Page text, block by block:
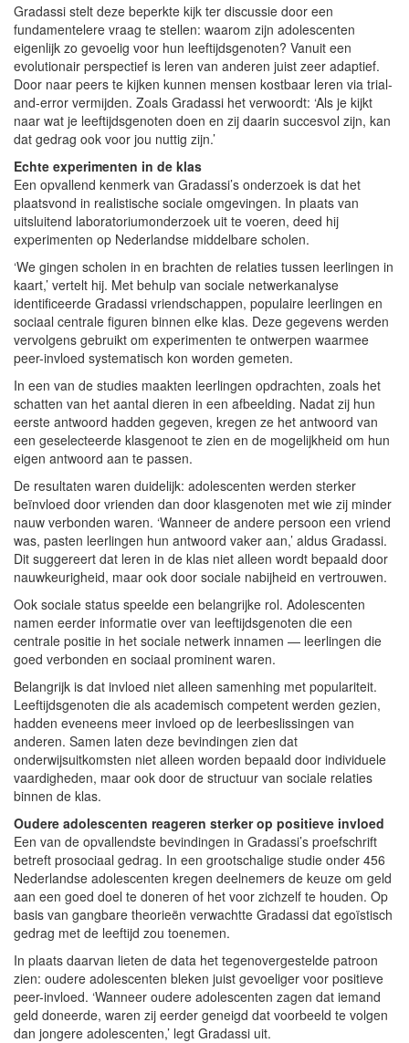
Gradassi stelt deze beperkte kijk ter discussie door een
fundamentelere vraag te stellen: waarom zijn adolescenten
eigenlijk zo gevoelig voor hun leeftijdsgenoten? Vanuit een
evolutionair perspectief is leren van anderen juist zeer adaptief.
Door naar peers te kijken kunnen mensen kostbaar leren via trial-
and-error vermijden. Zoals Gradassi het verwoordt: ‘Als je kijkt
naar wat je leeftijdsgenoten doen en zij daarin succesvol zijn, kan
dat gedrag ook voor jou nuttig zijn.’
Echte experimenten in de klas
Een opvallend kenmerk van Gradassi’s onderzoek is dat het
plaatsvond in realistische sociale omgevingen. In plaats van
uitsluitend laboratoriumonderzoek uit te voeren, deed hij
experimenten op Nederlandse middelbare scholen.
‘We gingen scholen in en brachten de relaties tussen leerlingen in
kaart,’ vertelt hij. Met behulp van sociale netwerkanalyse
identificeerde Gradassi vriendschappen, populaire leerlingen en
sociaal centrale figuren binnen elke klas. Deze gegevens werden
vervolgens gebruikt om experimenten te ontwerpen waarmee
peer-invloed systematisch kon worden gemeten.
In een van de studies maakten leerlingen opdrachten, zoals het
schatten van het aantal dieren in een afbeelding. Nadat zij hun
eerste antwoord hadden gegeven, kregen ze het antwoord van
een geselecteerde klasgenoot te zien en de mogelijkheid om hun
eigen antwoord aan te passen.
De resultaten waren duidelijk: adolescenten werden sterker
beïnvloed door vrienden dan door klasgenoten met wie zij minder
nauw verbonden waren. ‘Wanneer de andere persoon een vriend
was, pasten leerlingen hun antwoord vaker aan,’ aldus Gradassi.
Dit suggereert dat leren in de klas niet alleen wordt bepaald door
nauwkeurigheid, maar ook door sociale nabijheid en vertrouwen.
Ook sociale status speelde een belangrijke rol. Adolescenten
namen eerder informatie over van leeftijdsgenoten die een
centrale positie in het sociale netwerk innamen — leerlingen die
goed verbonden en sociaal prominent waren.
Belangrijk is dat invloed niet alleen samenhing met populariteit.
Leeftijdsgenoten die als academisch competent werden gezien,
hadden eveneens meer invloed op de leerbeslissingen van
anderen. Samen laten deze bevindingen zien dat
onderwijsuitkomsten niet alleen worden bepaald door individuele
vaardigheden, maar ook door de structuur van sociale relaties
binnen de klas.
Oudere adolescenten reageren sterker op positieve invloed
Een van de opvallendste bevindingen in Gradassi’s proefschrift
betreft prosociaal gedrag. In een grootschalige studie onder 456
Nederlandse adolescenten kregen deelnemers de keuze om geld
aan een goed doel te doneren of het voor zichzelf te houden. Op
basis van gangbare theorieën verwachtte Gradassi dat egoïstisch
gedrag met de leeftijd zou toenemen.
In plaats daarvan lieten de data het tegenovergestelde patroon
zien: oudere adolescenten bleken juist gevoeliger voor positieve
peer-invloed. ‘Wanneer oudere adolescenten zagen dat iemand
geld doneerde, waren zij eerder geneigd dat voorbeeld te volgen
dan jongere adolescenten,’ legt Gradassi uit.